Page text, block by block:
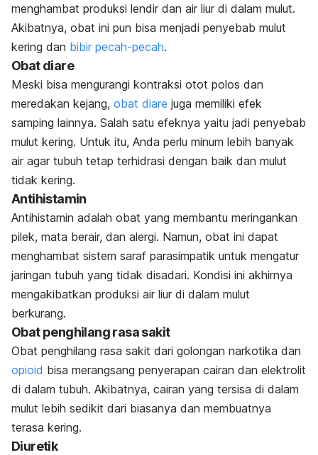
menghambat produksi lendir dan air liur di dalam mulut.
Akibatnya, obat ini pun bisa menjadi penyebab mulut
kering dan bibir pecah-pecah.
Obat diare
Meski bisa mengurangi kontraksi otot polos dan
meredakan kejang, obat diare juga memiliki efek
samping lainnya. Salah satu efeknya yaitu jadi penyebab
mulut kering. Untuk itu, Anda perlu minum lebih banyak
air agar tubuh tetap terhidrasi dengan baik dan mulut
tidak kering.
Antihistamin
Antihistamin adalah obat yang membantu meringankan
pilek, mata berair, dan alergi. Namun, obat ini dapat
menghambat sistem saraf parasimpatik untuk mengatur
jaringan tubuh yang tidak disadari. Kondisi ini akhirnya
mengakibatkan produksi air liur di dalam mulut
berkurang.
Obat penghilang rasa sakit
Obat penghilang rasa sakit dari golongan narkotika dan
opioid bisa merangsang penyerapan cairan dan elektrolit
di dalam tubuh. Akibatnya, cairan yang tersisa di dalam
mulut lebih sedikit dari biasanya dan membuatnya
terasa kering.
Diuretik